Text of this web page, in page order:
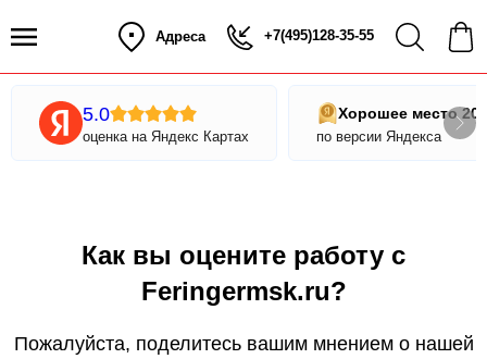
Адреса +7(495)128-35-55
5.0
оценка на Яндекс Картах
Хорошее место
по версии Яндекса
Как вы оцените работу с
Feringermsk.ru?
Пожалуйста, поделитесь вашим мнением о нашей